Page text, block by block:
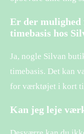
Er der
timebasis hos
Ja, nogle Silvan
timebasis. Det kan
for værktøjet i kort
Kan jeg leje